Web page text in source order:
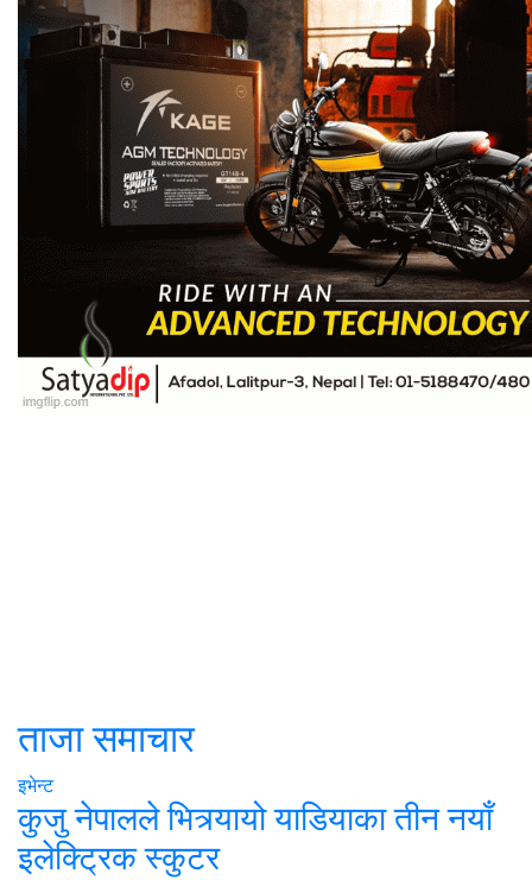
ताजा समाचार
इभेन्ट
कुजु नेपालले भित्र्यायो याडियाका तीन नयाँ
इलेक्ट्रिक स्कुटर